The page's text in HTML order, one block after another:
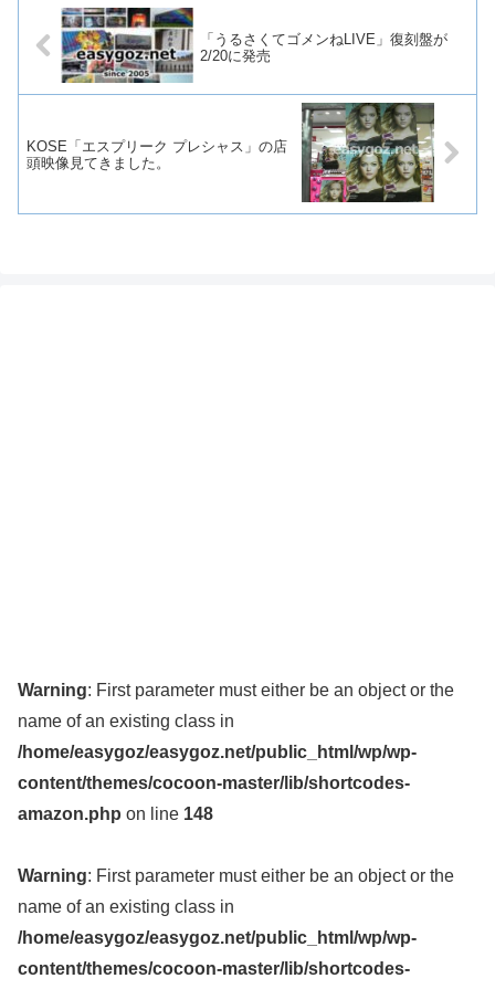
「うるさくてゴメンねLIVE」復刻盤が
2/20に発売
KOSE「エスプリーク プレシャス」の店
頭映像見てきました。
Warning: First parameter must either be an object or the
name of an existing class in
/home/easygoz/easygoz.net/public_html/wp/wp-
content/themes/cocoon-master/lib/shortcodes-
amazon.php on line 148
Warning: First parameter must either be an object or the
name of an existing class in
/home/easygoz/easygoz.net/public_html/wp/wp-
content/themes/cocoon-master/lib/shortcodes-